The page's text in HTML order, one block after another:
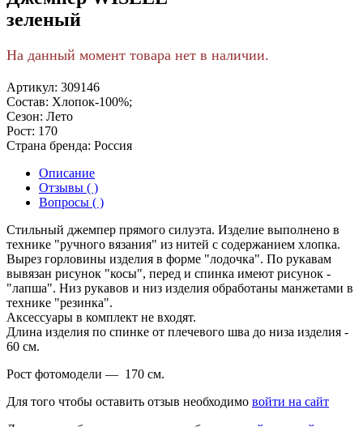
зеленый
На данный момент товара нет в наличии.
Артикул: 309146
Состав: Хлопок-100%;
Сезон: Лето
Рост: 170
Страна бренда: Россия
Описание
Отзывы ( )
Вопросы ( )
Стильный джемпер прямого силуэта. Изделие выполнено в
технике "ручного вязания" из нитей с содержанием хлопка.
Вырез горловины изделия в форме "лодочка". По рукавам
вывязан рисунок "косы", перед и спинка имеют рисунок -
"лапша". Низ рукавов и низ изделия обработаны манжетами в
технике "резинка".
Аксессуары в комплект не входят.
Длина изделия по спинке от плечевого шва до низа изделия -
60 см.
Рост фотомодели — 170 см.
Для того чтобы оставить отзыв необходимо войти на сайт